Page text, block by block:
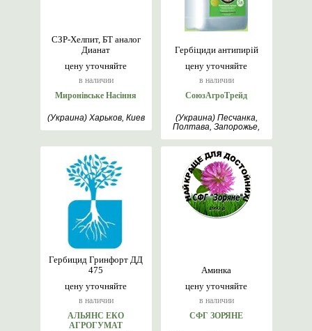
цену уточняйте
в наличии
СЗР-Хелпит, БТ аналог
Дианат
Миронівське Насіння
(Украина) Харьков, Киев
цену уточняйте
в наличии
Гербіциди антипирій
СоюзАгроТрейд
(Украина) Песчанка,
Полтава, Запорожье,
цену уточняйте
в наличии
Гербицид Гринфорт ДД
475
АЛЬЯНС ЕКО
АГРОГУМАТ
цену уточняйте
в наличии
Аминка
СФГ ЗОРЯНЕ